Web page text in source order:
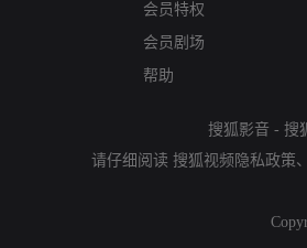
会员特权
会员剧场
帮助
搜狐影音 - 搜
请仔细阅读 搜狐视频隐私政策、